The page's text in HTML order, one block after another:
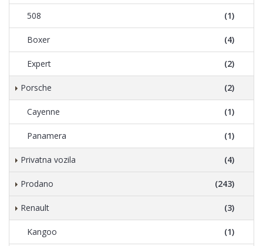
508 (1)
Boxer (4)
Expert (2)
Porsche (2)
Cayenne (1)
Panamera (1)
Privatna vozila (4)
Prodano (243)
Renault (3)
Kangoo (1)